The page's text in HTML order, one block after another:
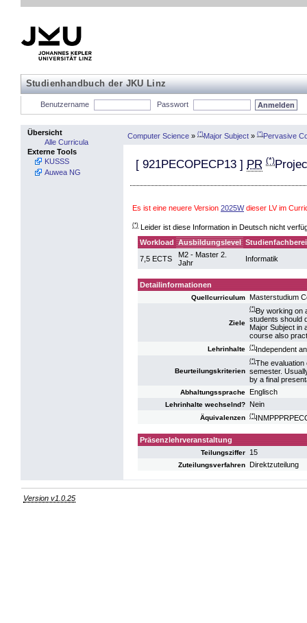
Studienhandbuch der JKU Linz
Benutzername Passwort
Übersicht
Alle Curricula
Externe Tools
KUSSS
Auwea NG
Computer Science » (*)Major Subject » (*)Pervasive
[ 921PECOPECP13 ] PR (*)
Es ist eine neuere Version 2025Wdieser LV im
(*) Leider ist diese Information in Deutsch nicht
Workload Ausbildungslevel
7,5 ECTS
M2 - Master 2.
Jahr
Informatik
Detailinformationen
Quellcurriculum Masterstudium
Ziele
(*)By working on
students should
Major Subject in
course also
Lehrinhalte (*)Independent
Beurteilungskriterien
(*)The evaluation
semester.
by a final
Abhaltungssprache Englisch
Lehrinhalte wechselnd? Nein
Äquivalenzen (*)
Präsenzlehrveranstaltung
Teilungsziffer 15
Zuteilungsverfahren Direktzuteilung
Version v1.0.25